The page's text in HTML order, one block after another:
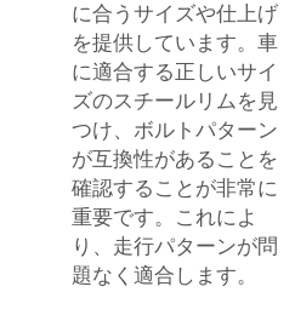
に合うサイズや仕上げ
を提供しています。車
に適合する正しいサイ
ズのスチールリムを見
つけ、ボルトパターン
が互換性があることを
確認することが非常に
重要です。これによ
り、走行パターンが問
題なく適合します。